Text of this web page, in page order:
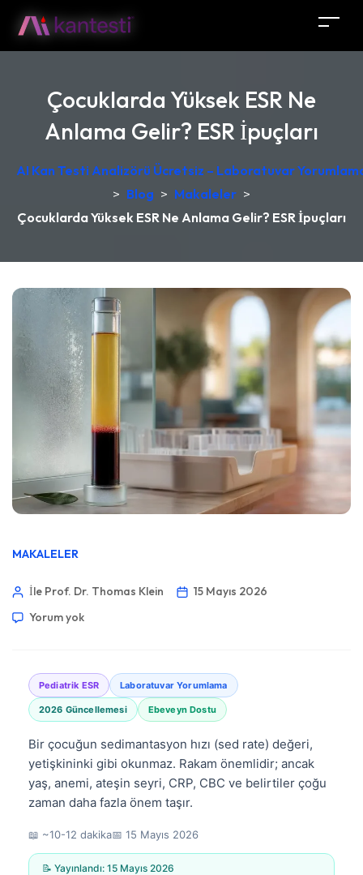
Çocuklarda Yüksek ESR Ne
Anlama Gelir? ESR İpuçları
AI Kan Testi Analizörü Ücretsiz – Laboratuvar
> Blog > Makaleler >
Çocuklarda Yüksek ESR Ne Anlama Gelir? ESR İpuçları
MAKALELER
İle Prof. Dr. Thomas Klein
15 Mayıs 2026
Yorum yok
Pediatrik ESR Laboratuvar Yorumlama
2026 Güncellemesi Ebeveyn Dostu
Bir çocuğun sedimantasyon hızı (sed rate) değeri,
yetişkininki gibi okunmaz. Rakam önemlidir; ancak
yaş, anemi, ateşin seyri, CRP, CBC ve belirtiler çoğu
zaman daha fazla önem taşır.
📖 ~10-12 dakika📅 15 Mayıs 2026
📝 Yayınlandı: 15 Mayıs 2026